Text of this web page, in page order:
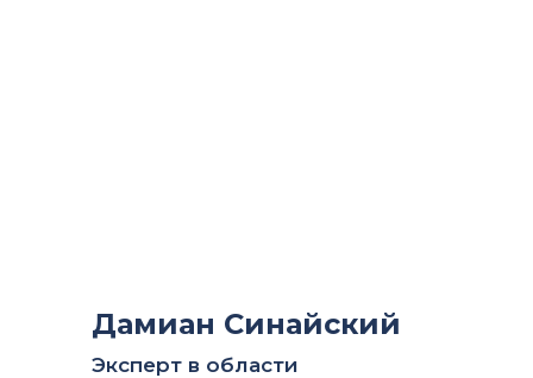
Дамиан Синайский
Эксперт в области